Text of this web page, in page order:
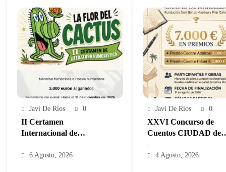
Javi De Ríos 0
II Certamen
Internacional de
Literatura de Humor LA
FLOR DEL CACTUS
6 Agosto, 2026
Javi De Ríos 0
XXVI Concurso de
Cuentos CIUDAD de
MARBELLA – 5.000
2.000€
4 Agosto, 2026